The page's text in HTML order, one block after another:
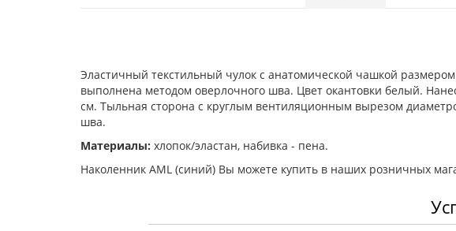
Эластичный текстильный чулок с анатомической чашкой
выполнена методом оверлочного шва. Цвет окантовки белый.
см. Тыльная сторона с круглым вентиляционным вырезом
шва.
Материалы: хлопок/эластан, набивка - пена.
Наколенник AML (синий) Вы можете купить в наших розничных